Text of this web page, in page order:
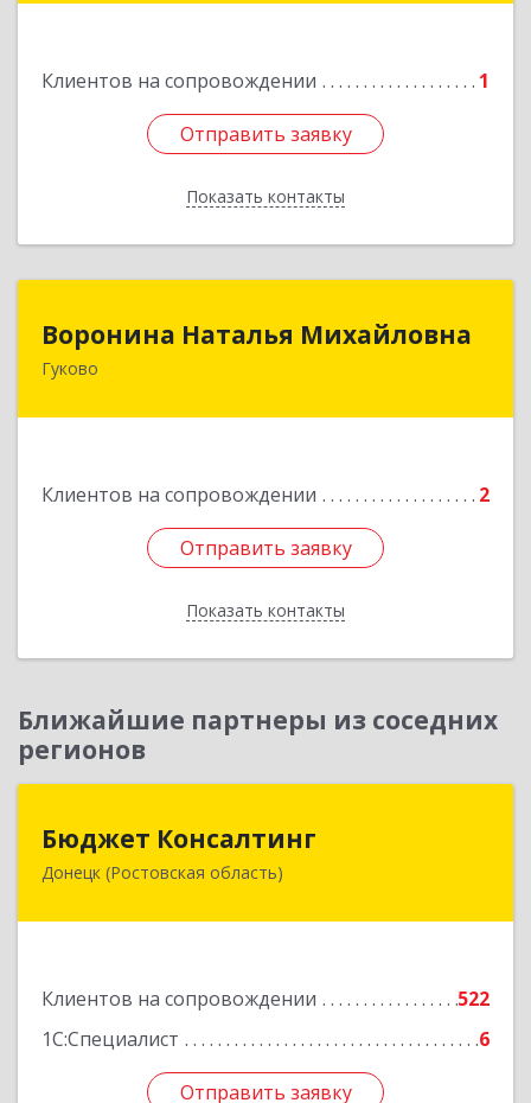
Клиентов на сопровождении 1
Отправить заявку
Показать контакты
Отправить заявку
Назад
Воронина Наталья Михайловна
Гуково
Клиентов на сопровождении 2
Отправить заявку
Показать контакты
Воронина Наталья Михайловна
Отправить заявку
Назад
Ближайшие партнеры из соседних
регионов
Бюджет Консалтинг
Донецк (Ростовская область)
Клиентов на сопровождении
522
1С:Специалист
6
Отправить заявку
346338, Ростовская обл, г.о. Город Донецк,
Отправить заявку